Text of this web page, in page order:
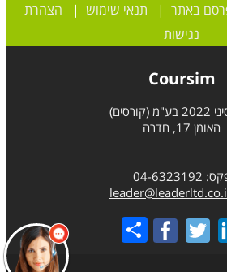
באתר | תנאי שימוש | הצהרת
נגישות
Coursim
האומן 17, חדרה
04-6323192
Share